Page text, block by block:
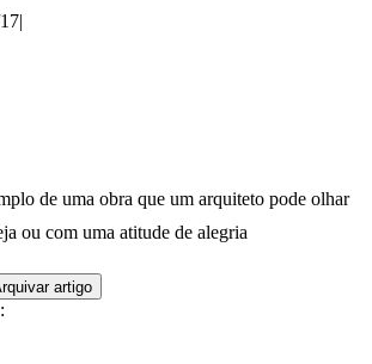
|
de uma obra que um arquiteto pode olhar
ou com uma atitude de alegria
artigo
: